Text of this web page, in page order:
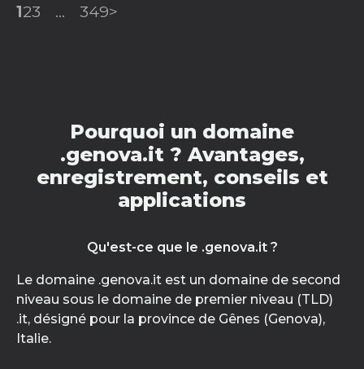
123 ... 349>
Pourquoi un domaine
.genova.it ? Avantages,
enregistrement, conseils et
applications
Qu'est-ce que le .genova.it ?
Le domaine .genova.it est un domaine de second
niveau sous le domaine de premier niveau (TLD)
.it, désigné pour la province de Gênes (Genova),
Italie.